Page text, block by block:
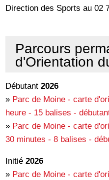
Direction des Sports au 02
Parcours
d'Orientation
Débutant2026
» Parc de Moine - carte
heure - 15 balises -
» Parc de Moine - carte
30 minutes - 8 balises -
Initié2026
» Parc de Moine - carte